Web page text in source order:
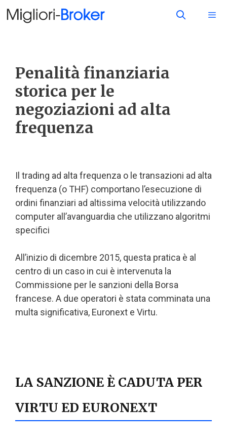
Penalità finanziaria
storica per le
negoziazioni ad alta
frequenza
Il trading ad alta frequenza o le transazioni ad alta
frequenza (o THF) comportano l’esecuzione di
ordini finanziari ad altissima velocità utilizzando
computer all’avanguardia che utilizzano algoritmi
specifici
All’inizio di dicembre 2015, questa pratica è al
centro di un caso in cui è intervenuta la
Commissione per le sanzioni della Borsa
francese. A due operatori è stata comminata una
multa significativa, Euronext e Virtu.
LA SANZIONE È CADUTA PER
VIRTU ED EURONEXT